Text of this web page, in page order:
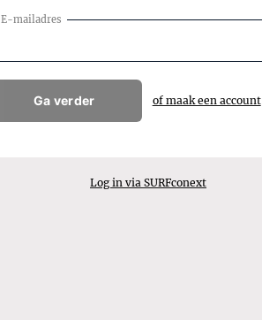
E-mailadres
Ga verder of maak een account
Log in via SURFconext